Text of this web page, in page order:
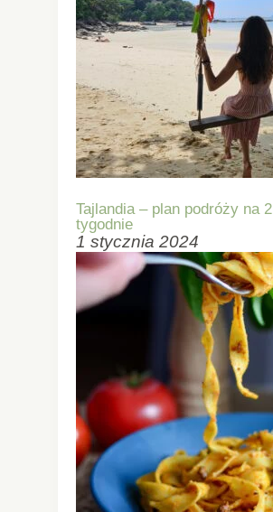
Tajlandia – plan podróży na 2
tygodnie
1 stycznia 2024